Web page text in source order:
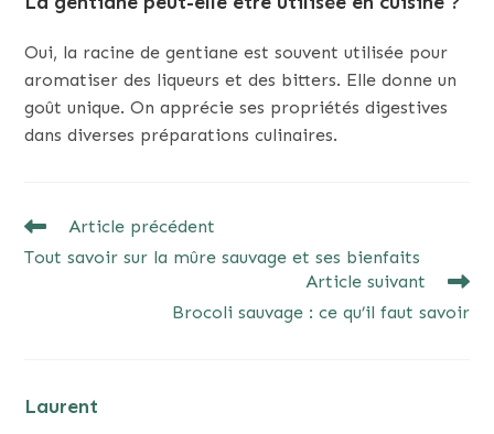
Oui, la racine de gentiane est souvent utilisée pour
aromatiser des liqueurs et des bitters. Elle donne un
goût unique. On apprécie ses propriétés digestives
dans diverses préparations culinaires.
READ
ARTICLES
Article précédent
Tout savoir sur la mûre sauvage et ses bienfaits
Article suivant
Brocoli sauvage : ce qu’il faut savoir
Laurent